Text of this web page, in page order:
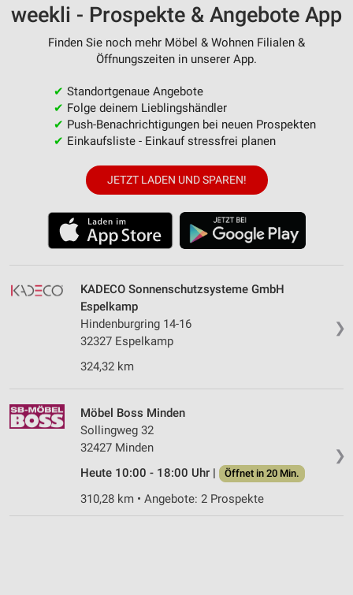
weekli - Prospekte & Angebote App
Finden Sie noch mehr Möbel & Wohnen Filialen &
Öffnungszeiten in unserer App.
✔ Standortgenaue Angebote
✔ Folge deinem Lieblingshändler
✔ Push-Benachrichtigungen bei neuen Prospekten
✔ Einkaufsliste - Einkauf stressfrei planen
JETZT LADEN UND SPAREN!
❯
KADECO Sonnenschutzsysteme GmbH
Espelkamp
Hindenburgring 14-16
32327 Espelkamp
324,32 km
❯
Möbel Boss Minden
Sollingweg 32
32427 Minden
Heute 10:00 - 18:00 Uhr |
Öffnet in 20 Min.
310,28 km • Angebote: 2 Prospekte